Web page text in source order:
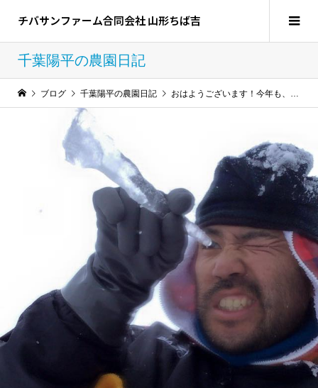
チバサンファーム合同会社 山形ちば吉
千葉陽平の農園日記
ブログ 千葉陽平の農園日記 おはようございます！今年も、大変お世話になりました！